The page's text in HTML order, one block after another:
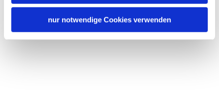
nur notwendige Cookies verwenden